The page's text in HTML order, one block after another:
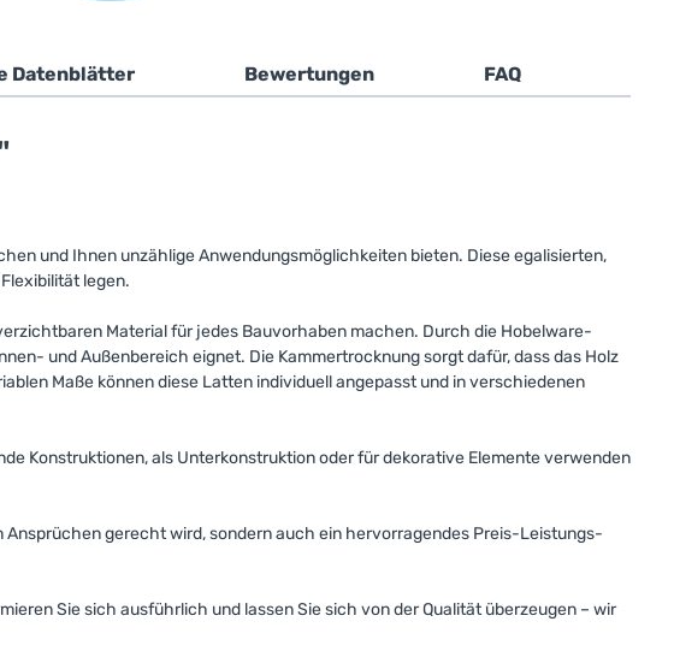
Datenblätter Bewertungen FAQ
und Ihnen unzählige Anwendungsmöglichkeiten bieten. Diese egalisierten,
legen.
Material für jedes Bauvorhaben machen. Durch die Hobelware-
und Außenbereich eignet. Die Kammertrocknung sorgt dafür, dass das Holz
Maße können diese Latten individuell angepasst und in verschiedenen
Konstruktionen, als Unterkonstruktion oder für dekorative Elemente verwenden
gerecht wird, sondern auch ein hervorragendes Preis-Leistungs-
Sie sich ausführlich und lassen Sie sich von der Qualität überzeugen – wir